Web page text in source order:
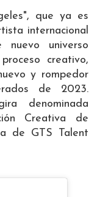
que ya es
internacional
universo
creativo,
y rompedor
de 2023.
denominada
Creativa de
de GTS Talent